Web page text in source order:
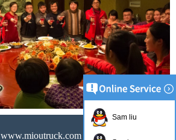
www.mioutruck.com
Sam liu